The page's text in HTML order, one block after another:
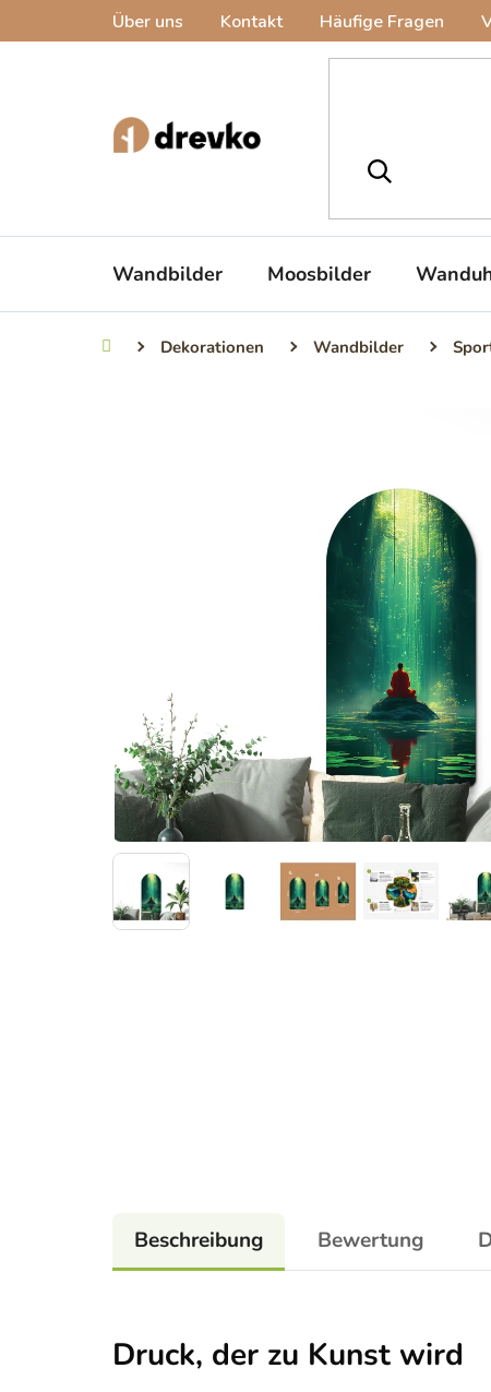
Über uns Kontakt Häufige Fragen
Wandbilder Moosbilder
StartseiteDekorationen Wandbilder
Beschreibung Bewertung
Druck, der zu Kunst wird